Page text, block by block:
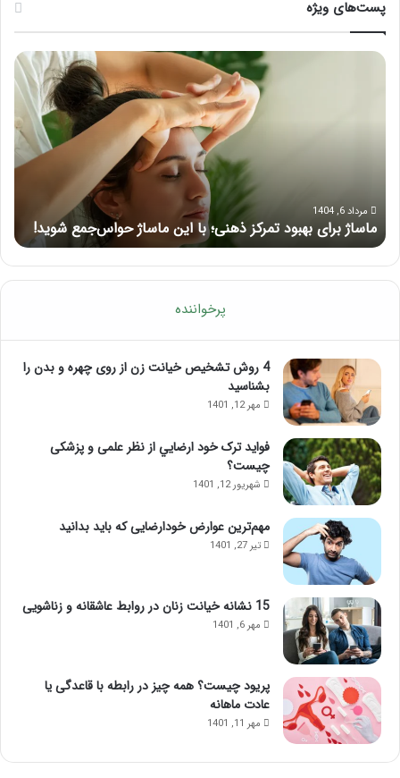
پست‌های ویژه
شوید!
ژل مرداد 5, 1404
راهنمای کامل آموزش ماساژ لب بعد از تزریق ژل
پرخواننده
4 روش تشخیص خیانت زن از روی چهره و بدن را
بشناسید
مهر 12, 1401
فواید ترک خود ارضايي از نظر علمی و پزشکی
چیست؟
شهریور 12, 1401
مهم‌ترین عوارض خودارضایی که باید بدانید
تیر 27, 1401
15 نشانه خیانت زنان در روابط عاشقانه و زناشویی
مهر 6, 1401
پریود چیست؟ همه چیز در رابطه با قاعدگی یا
عادت ماهانه
مهر 11, 1401